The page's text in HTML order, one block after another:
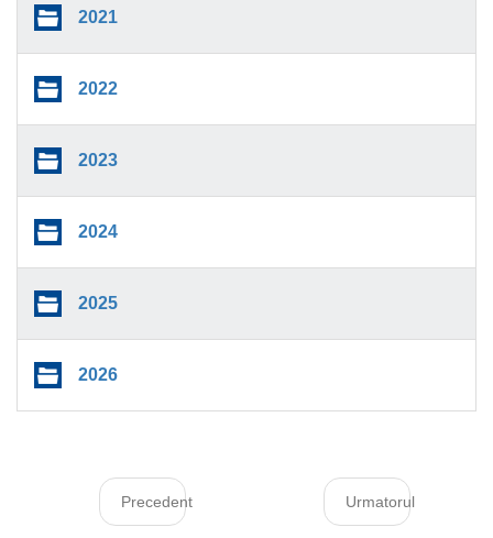
2021
2022
2023
2024
2025
2026
Precedent Urmatorul